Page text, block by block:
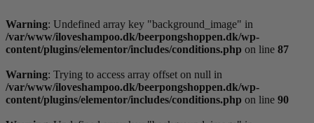
til
indhold
Warning: Undefined array key "background_image" in
/var/www/iloveshampoo.dk/beerpongshoppen.dk/wp-
content/plugins/elementor/includes/conditions.php on line 87
Warning: Trying to access array offset on null in
/var/www/iloveshampoo.dk/beerpongshoppen.dk/wp-
content/plugins/elementor/includes/conditions.php on line 90